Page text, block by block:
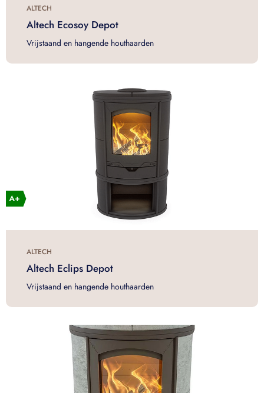
ALTECH
Altech Ecosoy Depot
Vrijstaand en hangende houthaarden
ALTECH
Altech Eclips Depot
Vrijstaand en hangende houthaarden